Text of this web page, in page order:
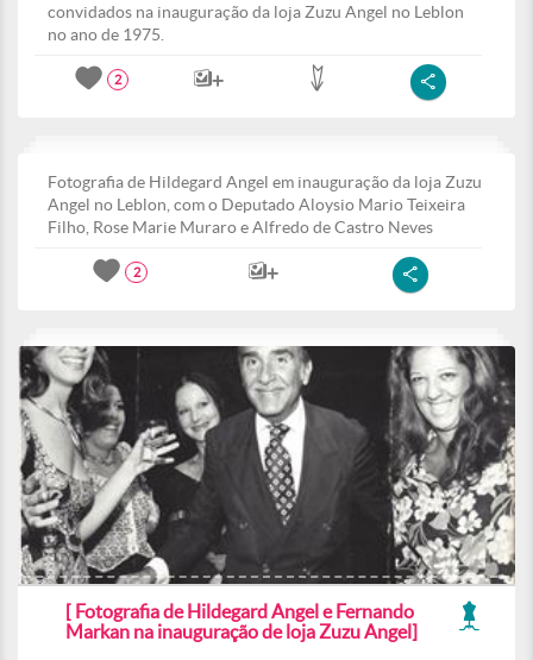
convidados na inauguração da loja Zuzu Angel no Leblon
no ano de 1975.
2
Fotografia de Hildegard Angel em inauguração da loja Zuzu
Angel no Leblon, com o Deputado Aloysio Mario Teixeira
Filho, Rose Marie Muraro e Alfredo de Castro Neves
2
[ Fotografia de Hildegard Angel e Fernando
Markan na inauguração de loja Zuzu Angel]